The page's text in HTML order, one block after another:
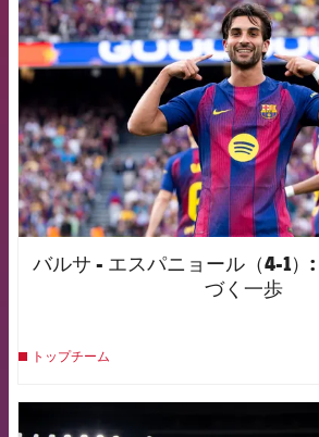
バルサ - エスパニョール（4-1）
づく一歩
トップチーム